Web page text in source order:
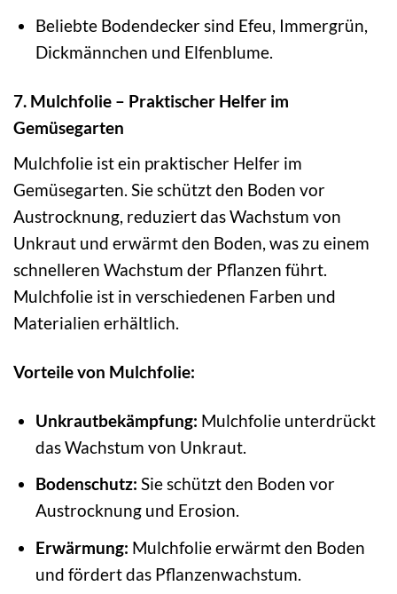
Beliebte Bodendecker sind Efeu, Immergrün,
Dickmännchen und Elfenblume.
7. Mulchfolie – Praktischer Helfer im
Gemüsegarten
Mulchfolie ist ein praktischer Helfer im
Gemüsegarten. Sie schützt den Boden vor
Austrocknung, reduziert das Wachstum von
Unkraut und erwärmt den Boden, was zu einem
schnelleren Wachstum der Pflanzen führt.
Mulchfolie ist in verschiedenen Farben und
Materialien erhältlich.
Vorteile von Mulchfolie:
Unkrautbekämpfung: Mulchfolie unterdrückt
das Wachstum von Unkraut.
Bodenschutz: Sie schützt den Boden vor
Austrocknung und Erosion.
Erwärmung: Mulchfolie erwärmt den Boden
und fördert das Pflanzenwachstum.